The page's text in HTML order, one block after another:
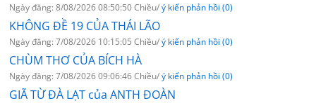
Ngày đăng: 8/08/2026 08:50:50 Chiều/ý kiến phản hồi (0)
KHÔNG ĐỀ 19 CỦA THÁI LÃO
Ngày đăng: 7/08/2026 10:15:05 Chiều/ý kiến phản hồi (0)
CHÙM THƠ CỦA BÍCH HÀ
Ngày đăng: 7/08/2026 09:06:46 Chiều/ý kiến phản hồi (0)
GIÃ TỪ ĐÀ LẠT của ANTH ĐOÀN